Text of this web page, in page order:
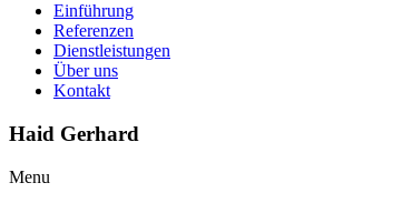
Einführung
Referenzen
Dienstleistungen
Über uns
Kontakt
Haid Gerhard
Menu